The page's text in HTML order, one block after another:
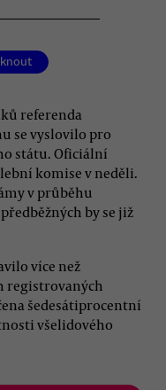
referenda
se vyslovilo pro
státu. Oficiální
komise v neděli.
v průběhu
by se již
více než
registrovaných
šedesátiprocentní
všelidového